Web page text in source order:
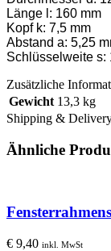
Länge l: 160 mm
Kopf k: 7,5 mm
Abstand a: 5,25
Schlüsselweite s:
Zusätzliche
Gewicht 13,3 kg
Shipping &
Ähnliche
€ 9,40 inkl. MwSt